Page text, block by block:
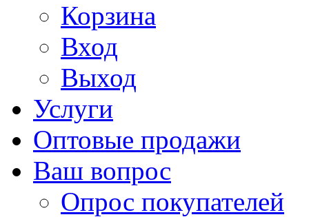
Корзина
Вход
Выход
Услуги
Оптовые продажи
Ваш вопрос
Опрос покупателей